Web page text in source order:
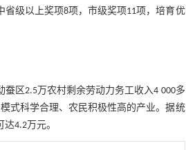
级以上奖项8项，市级奖项11项，培育优
区2.5万农村剩余劳动力务工收入4 000多
式科学合理、农民积极性高的产业。据统
4.2万元。